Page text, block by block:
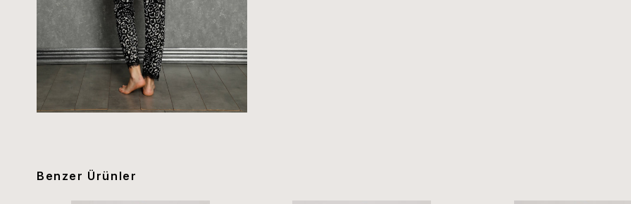
Benzer Ürünler